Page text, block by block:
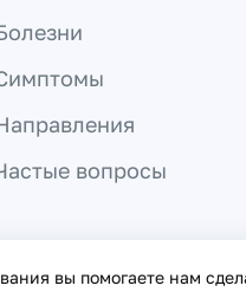
вы помогаете нам
вопросы